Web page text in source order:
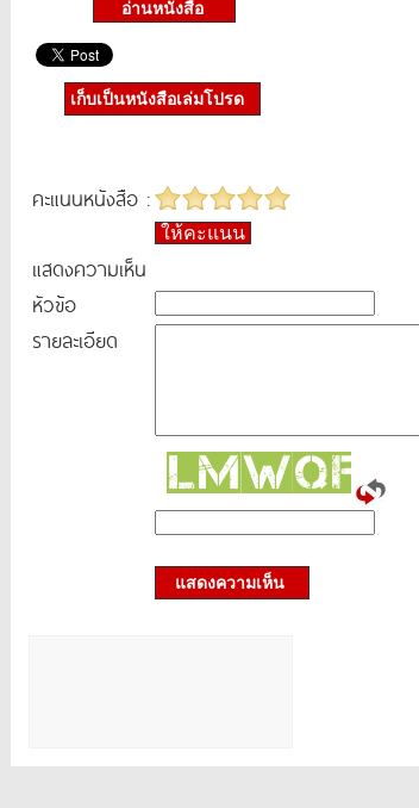
เก็บเป็นหนังสือเล่มโปรด
คะแนนหนังสือ :
ให้คะแนน
แสดงความเห็น
หัวข้อ
รายละเอียด
แสดงความเห็น